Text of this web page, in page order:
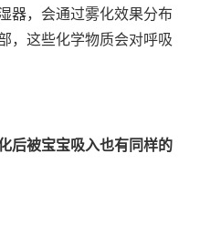
器，会通过雾化效果分布
，这些化学物质会对呼吸
后被宝宝吸入也有同样的